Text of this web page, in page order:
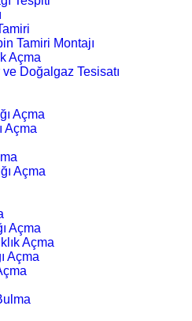
Tamiri Montajı
Açma
Doğalgaz Tesisatı
Açma
Açma
Açma
Açma
Açma
Açma